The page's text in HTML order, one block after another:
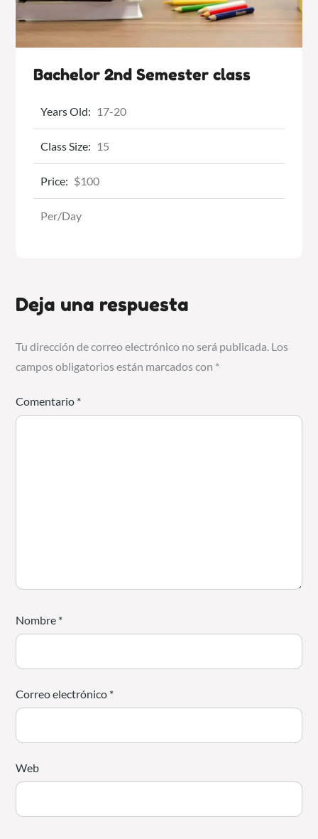
Bachelor 2nd Semester class
Years Old: 17-20
Class Size: 15
Price: $100
Per/Day
Deja una respuesta
Tu dirección de correo electrónico no será publicada. Los
campos obligatorios están marcados con *
Comentario *
Nombre *
Correo electrónico *
Web